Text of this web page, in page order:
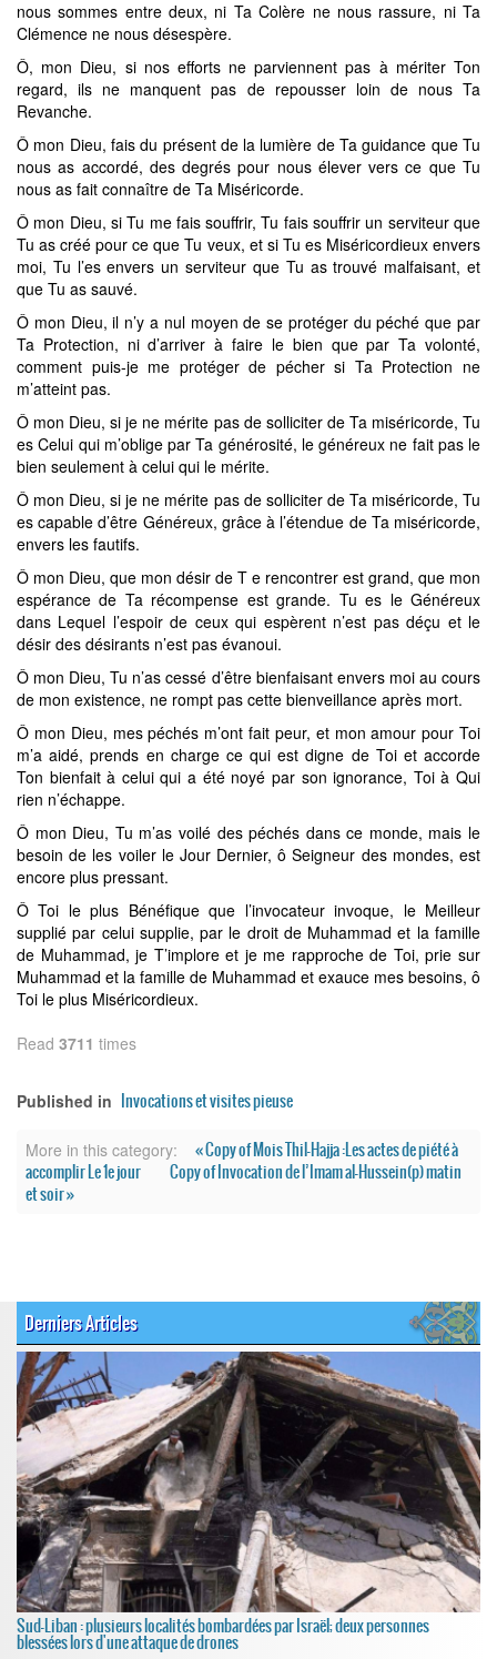
nous sommes entre deux, ni Ta Colère ne nous rassure, ni Ta
Clémence ne nous désespère.
Ô, mon Dieu, si nos efforts ne parviennent pas à mériter Ton
regard, ils ne manquent pas de repousser loin de nous Ta
Revanche.
Ô mon Dieu, fais du présent de la lumière de Ta guidance que Tu
nous as accordé, des degrés pour nous élever vers ce que Tu
nous as fait connaître de Ta Miséricorde.
Ô mon Dieu, si Tu me fais souffrir, Tu fais souffrir un serviteur que
Tu as créé pour ce que Tu veux, et si Tu es Miséricordieux envers
moi, Tu l’es envers un serviteur que Tu as trouvé malfaisant, et
que Tu as sauvé.
Ô mon Dieu, il n’y a nul moyen de se protéger du péché que par
Ta Protection, ni d’arriver à faire le bien que par Ta volonté,
comment puis-je me protéger de pécher si Ta Protection ne
m’atteint pas.
Ô mon Dieu, si je ne mérite pas de solliciter de Ta miséricorde, Tu
es Celui qui m’oblige par Ta générosité, le généreux ne fait pas le
bien seulement à celui qui le mérite.
Ô mon Dieu, si je ne mérite pas de solliciter de Ta miséricorde, Tu
es capable d’être Généreux, grâce à l’étendue de Ta miséricorde,
envers les fautifs.
Ô mon Dieu, que mon désir de T e rencontrer est grand, que mon
espérance de Ta récompense est grande. Tu es le Généreux
dans Lequel l’espoir de ceux qui espèrent n’est pas déçu et le
désir des désirants n’est pas évanoui.
Ô mon Dieu, Tu n’as cessé d’être bienfaisant envers moi au cours
de mon existence, ne rompt pas cette bienveillance après mort.
Ô mon Dieu, mes péchés m’ont fait peur, et mon amour pour Toi
m’a aidé, prends en charge ce qui est digne de Toi et accorde
Ton bienfait à celui qui a été noyé par son ignorance, Toi à Qui
rien n’échappe.
Ô mon Dieu, Tu m’as voilé des péchés dans ce monde, mais le
besoin de les voiler le Jour Dernier, ô Seigneur des mondes, est
encore plus pressant.
Ô Toi le plus Bénéfique que l’invocateur invoque, le Meilleur
supplié par celui supplie, par le droit de Muhammad et la famille
de Muhammad, je T’implore et je me rapproche de Toi, prie sur
Muhammad et la famille de Muhammad et exauce mes besoins, ô
Toi le plus Miséricordieux.
Read 3711 times
Published in Invocations et visites pieuse
More in this category:
« Copy of Mois Thil-Hajja :Les actes de piété à
accomplir Le 1e jour
Copy of Invocation de l’Imam al-Hussein(p) matin
et soir »
Derniers Articles
Sud-Liban : plusieurs localités bombardées par Israël; deux personnes
blessées lors d'une attaque de drones